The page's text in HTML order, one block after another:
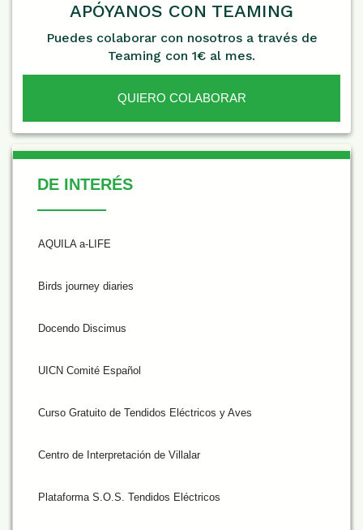
APÓYANOS CON TEAMING
Puedes colaborar con nosotros a través de
Teaming con 1€ al mes.
QUIERO COLABORAR
De Interés
DE INTERÉS
AQUILA a-LIFE
Birds journey diaries
Docendo Discimus
UICN Comité Español
Curso Gratuito de Tendidos Eléctricos y Aves
Centro de Interpretación de Villalar
Plataforma S.O.S. Tendidos Eléctricos